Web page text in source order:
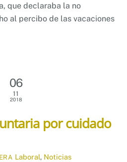
que declaraba la no
al percibo de las vacaciones
06
11
2018
por cuidado
Laboral, Noticias